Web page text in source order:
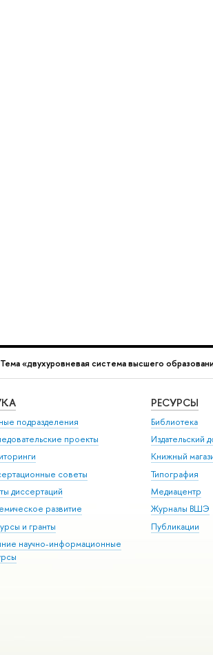
Тема «двухуровневая система высшего
подразделения
проекты
советы
диссертаций
развитие
и гранты
научно-информационные
РЕСУРСЫ
Библиотека
Издательский
Книжный
Типография
Медиацентр
Журналы ВШЭ
Публикации